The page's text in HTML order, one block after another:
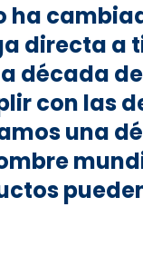
ha
directa a
década
con las
una